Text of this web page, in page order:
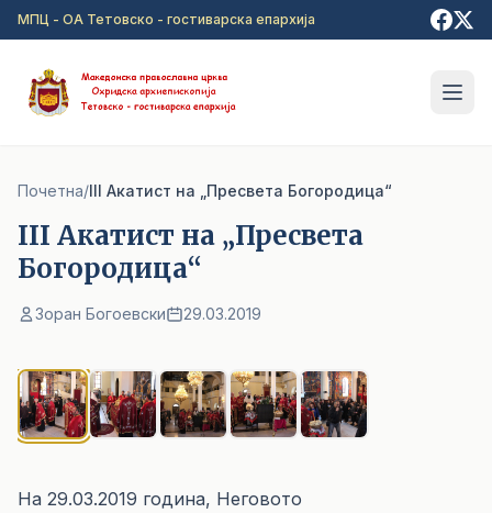
Прејди на главна содржина
МПЦ - ОА Тетовско - гостиварска епархија
Почетна/III Акатист на „Пресвета Богородица“
III Акатист на „Пресвета
Богородица“
Зоран Богоевски 29.03.2019
На 29.03.2019 година, Неговото